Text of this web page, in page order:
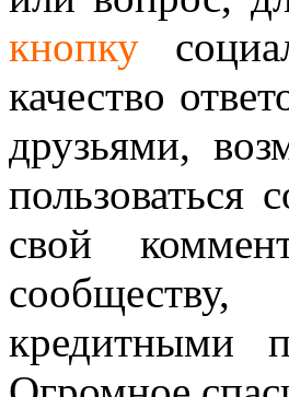
кнопку
качество
друзьями,
пользоваться
свой
кредитными